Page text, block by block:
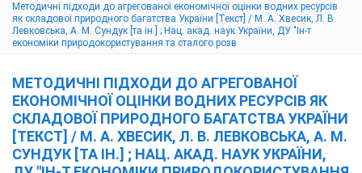
Методичні підходи до агрегованої економічної оцінки водних ресурсів
як складової природного багатства України [Текст] / М. А. Хвесик, Л. В.
Левковська, А. М. Сундук [та ін.] ; Нац. акад. наук України, ДУ "Ін-т
економіки природокористування та сталого розв
МЕТОДИЧНІ ПІДХОДИ ДО АГРЕГОВАНОЇ
ЕКОНОМІЧНОЇ ОЦІНКИ ВОДНИХ РЕСУРСІВ ЯК
СКЛАДОВОЇ ПРИРОДНОГО БАГАТСТВА УКРАЇНИ
[ТЕКСТ] / М. А. ХВЕСИК, Л. В. ЛЕВКОВСЬКА, А. М.
СУНДУК [ТА ІН.] ; НАЦ. АКАД. НАУК УКРАЇНИ,